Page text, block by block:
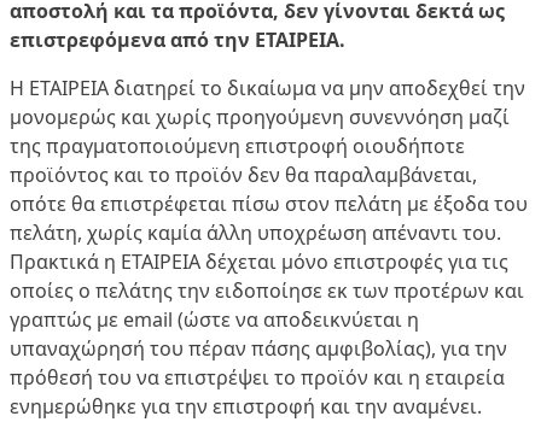
αποστολή και τα προϊόντα, δεν γίνονται δεκτά ως
επιστρεφόμενα από την ΕΤΑΙΡΕΙΑ.
Η ΕΤΑΙΡΕΙΑ διατηρεί το δικαίωμα να μην αποδεχθεί την
μονομερώς και χωρίς προηγούμενη συνεννόηση μαζί
της πραγματοποιούμενη επιστροφή οιουδήποτε
προϊόντος και το προϊόν δεν θα παραλαμβάνεται,
οπότε θα επιστρέφεται πίσω στον πελάτη με έξοδα του
πελάτη, χωρίς καμία άλλη υποχρέωση απέναντι του.
Πρακτικά η ΕΤΑΙΡΕΙΑ δέχεται μόνο επιστροφές για τις
οποίες ο πελάτης την ειδοποίησε εκ των προτέρων και
γραπτώς με email (ώστε να αποδεικνύεται η
υπαναχώρησή του πέραν πάσης αμφιβολίας), για την
πρόθεσή του να επιστρέψει το προϊόν και η εταιρεία
ενημερώθηκε για την επιστροφή και την αναμένει.